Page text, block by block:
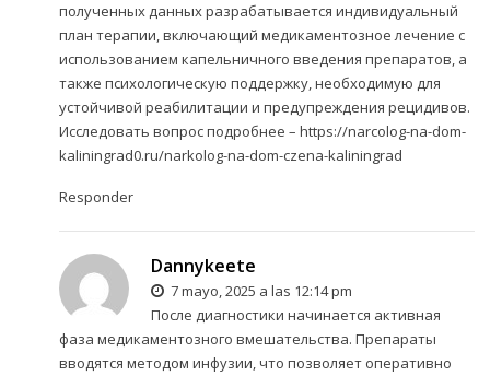
полученных данных разрабатывается индивидуальный
план терапии, включающий медикаментозное лечение с
использованием капельничного введения препаратов, а
также психологическую поддержку, необходимую для
устойчивой реабилитации и предупреждения рецидивов.
Исследовать вопрос подробнее – https://narcolog-na-dom-
kaliningrad0.ru/narkolog-na-dom-czena-kaliningrad
Responder
Dannykeete
7 mayo, 2025 a las 12:14 pm
После диагностики начинается активная
фаза медикаментозного вмешательства. Препараты
вводятся методом инфузии, что позволяет оперативно